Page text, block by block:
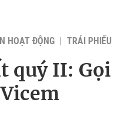
HOẠT ĐỘNG TRÁI PHIẾU
quý II: Gọi